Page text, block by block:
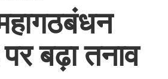
बढ़ा तनाव